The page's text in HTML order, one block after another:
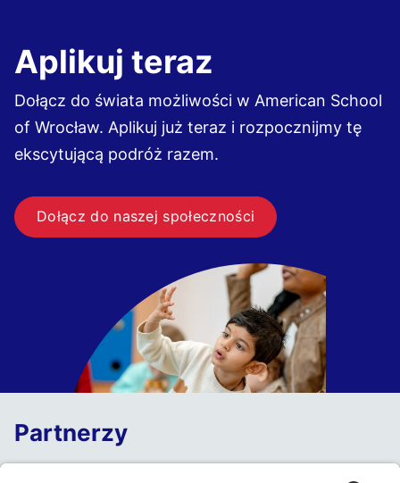
Aplikuj teraz
Dołącz do świata możliwości w American School
of Wrocław. Aplikuj już teraz i rozpocznijmy tę
ekscytującą podróż razem.
Dołącz do naszej społeczności
Partnerzy